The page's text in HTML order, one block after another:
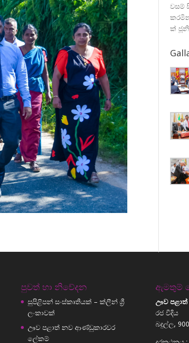
වසම්
කරමින්
ක් ජූනි
පුවත් හා නිවේදන
සුපිළිපන් සංස්කෘතියක් – ක්ලීන් ශ්‍රී
ලංකාවක්
ඌව පළාත් නව ආණ්ඩුකාරවර
ලේකම්
ඇමතුම්
ඌව පළාත්
රජ වීදිය
බදුල්ල,